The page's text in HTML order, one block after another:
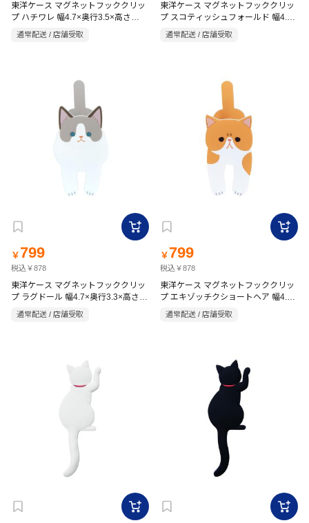
東洋ケース マグネットフッククリッ
プ ハチワレ 幅4.7×奥行3.5×高さ
通常配送 / 店舗受取
東洋ケース マグネットフッククリッ
プ スコティッシュフォールド 幅4.7×
奥行3.5×高さ12.4cm
通常配送 / 店舗受取
￥ 799
税込￥878
東洋ケース マグネットフッククリッ
プ ラグドール 幅4.7×奥行3.3×高さ
通常配送 / 店舗受取
￥ 799
税込￥878
東洋ケース マグネットフッククリッ
プ エキゾッチクショートヘア 幅4.7×
奥行3.2×高さ12cm
通常配送 / 店舗受取